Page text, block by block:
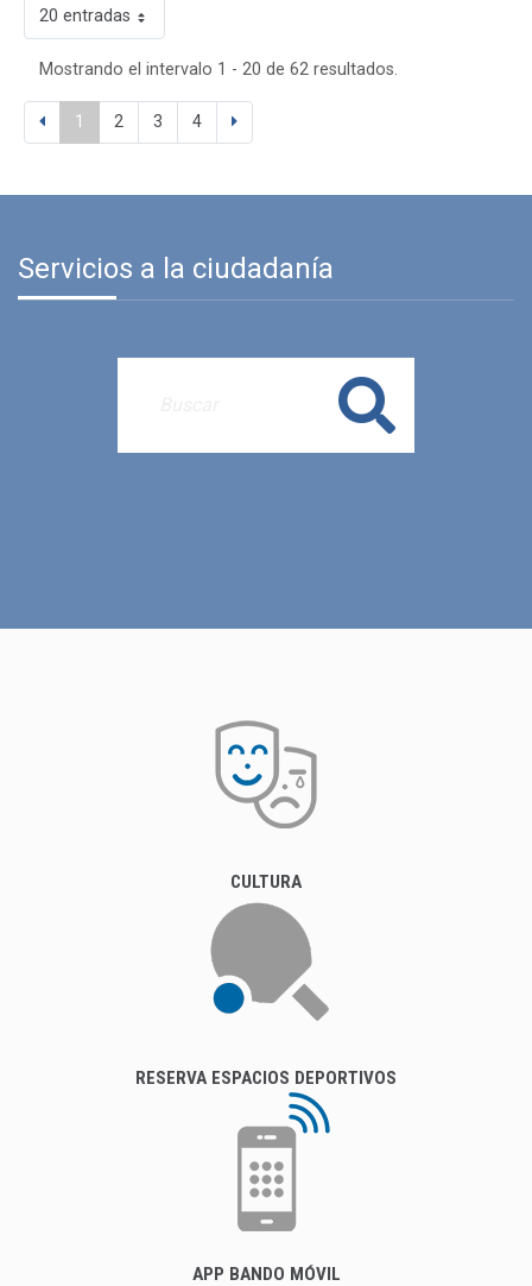
20 entradas
Mostrando el intervalo 1 - 20 de 62 resultados.
1 2 3 4
Servicios a la ciudadanía
Buscar
CULTURA
RESERVA ESPACIOS DEPORTIVOS
APP BANDO MÓVIL